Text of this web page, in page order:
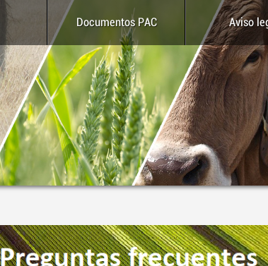
Documentos PAC Aviso